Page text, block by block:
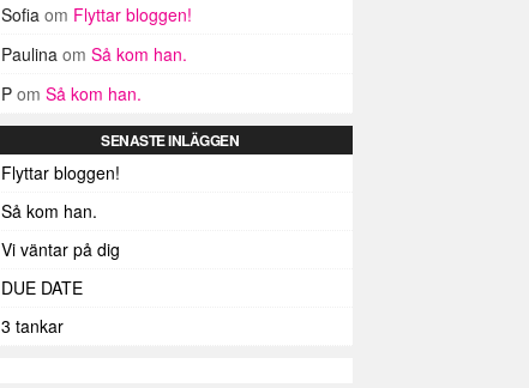
Sofia om Flyttar bloggen!
Paulina om Så kom han.
P om Så kom han.
SENASTE INLÄGGEN
Flyttar bloggen!
Så kom han.
Vi väntar på dig
DUE DATE
3 tankar